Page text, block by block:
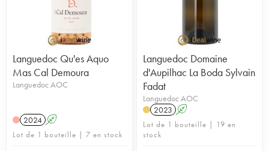
Languedoc Qu'es Aquo
Mas Cal Demoura
Languedoc AOC
2024 A
Lot de 1 bouteille | 7 en stock
Languedoc Domaine
d'Aupilhac La Boda Sylvain
Fadat
Languedoc AOC
2023 A
Lot de 1 bouteille | 19 en
stock